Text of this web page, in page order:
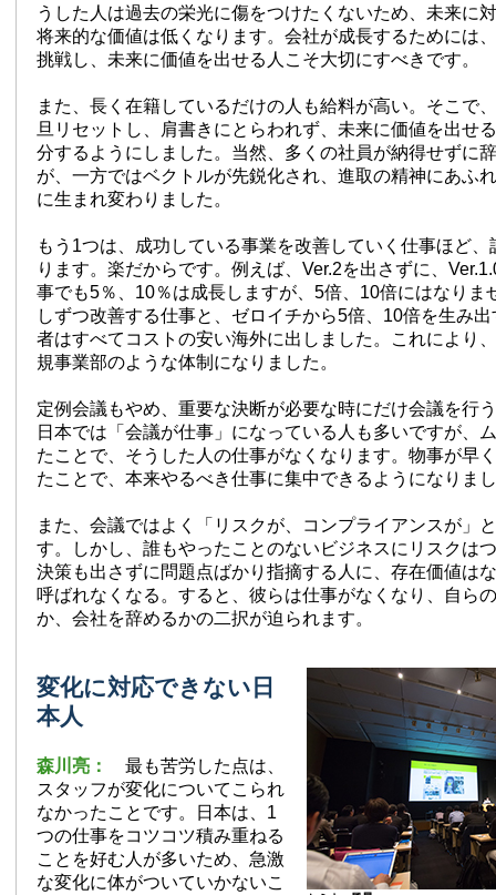
うした人は過去の栄光に傷をつけたくないため、未来に
将来的な価値は低くなります。会社が成長するためには
挑戦し、未来に価値を出せる人こそ大切にすべきです。
また、長く在籍しているだけの人も給料が高い。そこで
旦リセットし、肩書きにとらわれず、未来に価値を出せ
分するようにしました。当然、多くの社員が納得せずに
が、一方ではベクトルが先鋭化され、進取の精神にあふ
に生まれ変わりました。
もう1つは、成功している事業を改善していく仕事ほど
ります。楽だからです。例えば、Ver.2を出さずに、
事でも5％、10％は成長しますが、5倍、10倍にはなりま
しずつ改善する仕事と、ゼロイチから5倍、10倍を生み
者はすべてコストの安い海外に出しました。これにより
規事業部のような体制になりました。
定例会議もやめ、重要な決断が必要な時にだけ会議を行
日本では「会議が仕事」になっている人も多いですが、
たことで、そうした人の仕事がなくなります。物事が早
たことで、本来やるべき仕事に集中できるようになりま
また、会議ではよく「リスクが、コンプライアンスが」
す。しかし、誰もやったことのないビジネスにリスクは
決策も出さずに問題点ばかり指摘する人に、存在価値は
呼ばれなくなる。すると、彼らは仕事がなくなり、自ら
か、会社を辞めるかの二択が迫られます。
変化に対応できない日
本人
森川亮： 最も苦労した点は、
スタッフが変化についてこられ
なかったことです。日本は、1
つの仕事をコツコツ積み重ねる
ことを好む人が多いため、急激
な変化に体がついていかないこ